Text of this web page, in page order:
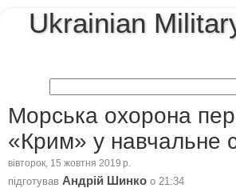
Ukrainian
Морська охорона
«Крим» у навчальне
вівторок, 15 жовтня 2019 р.
підготував Андрій Шинко о 21:34